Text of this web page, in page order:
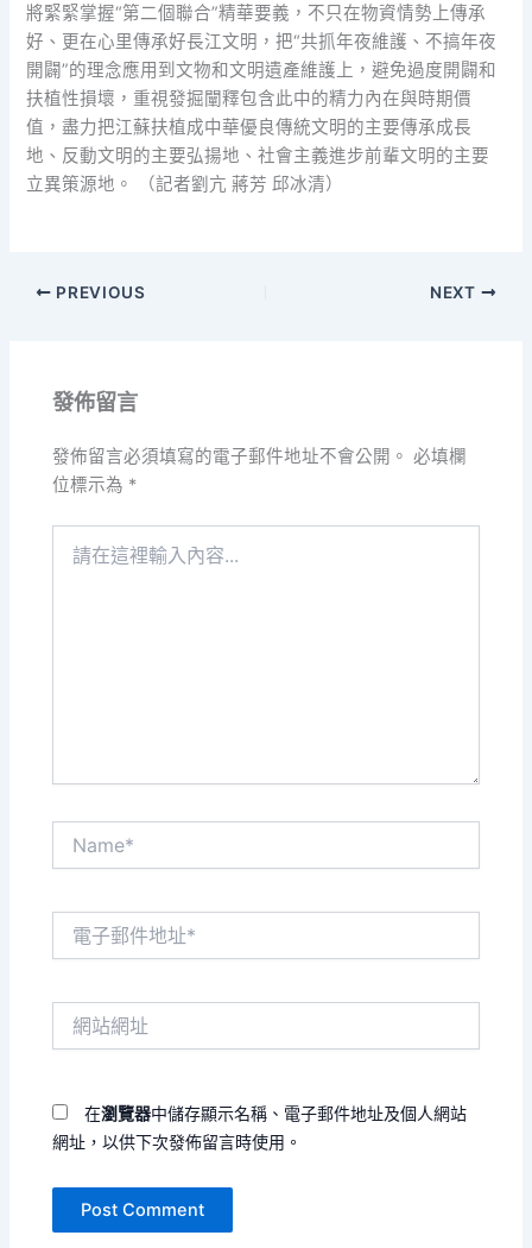
將緊緊掌握“第二個聯合”精華要義，不只在物資情勢上傳承
好、更在心里傳承好長江文明，把“共抓年夜維護、不搞年夜
開闢”的理念應用到文物和文明遺產維護上，避免過度開闢和
扶植性損壞，重視發掘闡釋包含此中的精力內在與時期價
值，盡力把江蘇扶植成中華優良傳統文明的主要傳承成長
地、反動文明的主要弘揚地、社會主義進步前輩文明的主要
立異策源地。 （記者劉亢 蔣芳 邱冰清）
PREVIOUS NEXT
發佈留言
發佈留言必須填寫的電子郵件地址不會公開。 必填欄
位標示為 *
在瀏覽器中儲存顯示名稱、電子郵件地址及個人網站
網址，以供下次發佈留言時使用。